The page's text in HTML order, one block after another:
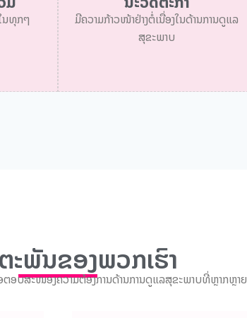
ນທຸກໆ
ມີຄວາມກ້າວໜ້າຢ່າງຕໍ່ເນື່ອງໃນດ້ານການດູແລ
ສຸຂະພາບ
ະພັນຂອງພວກເຮົາ
ອບສະໜອງຄວາມຕ້ອງການດ້ານການດູແລສຸຂະພາບທີ່ຫຼາກຫຼາຍ